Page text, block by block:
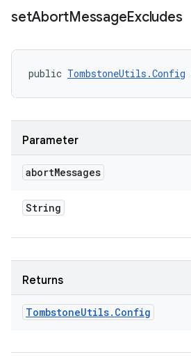
setAbortMessageExcludes
public TombstoneUtils.Config
Parameter
abortMessages
String
Returns
TombstoneUtils. Config